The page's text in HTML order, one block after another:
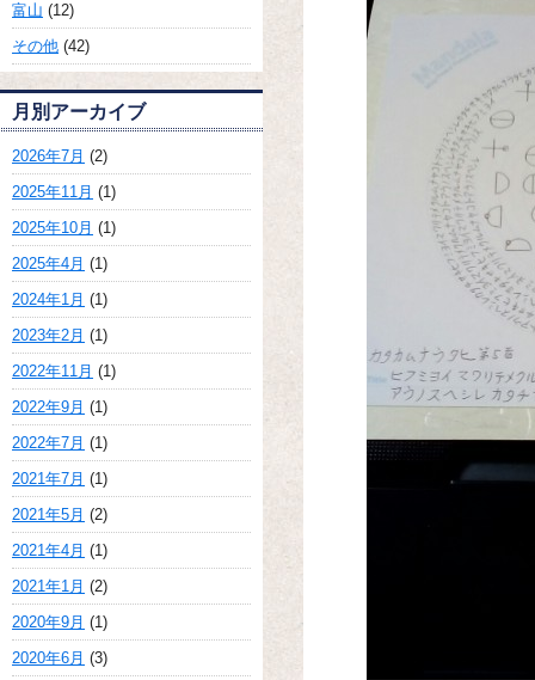
富山 (12)
その他 (42)
月別アーカイブ
2026年7月 (2)
2025年11月 (1)
2025年10月 (1)
2025年4月 (1)
2024年1月 (1)
2023年2月 (1)
2022年11月 (1)
2022年9月 (1)
2022年7月 (1)
2021年7月 (1)
2021年5月 (2)
2021年4月 (1)
2021年1月 (2)
2020年9月 (1)
2020年6月 (3)